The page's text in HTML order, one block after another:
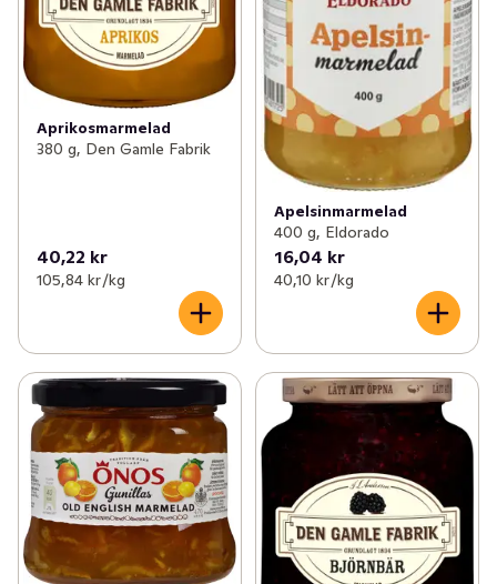
Aprikosmarmelad
380 g, Den Gamle Fabrik
40,22 kr
105,84 kr /kg
Apelsinmarmelad
400 g, Eldorado
16,04 kr
40,10 kr /kg